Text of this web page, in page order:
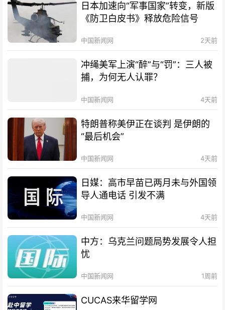
日本加速向“军事国家”转变，新版
《防卫白皮书》释放危险信号
中国新闻网 2天前
冲绳美军上演“醉”与“罚”：三人被
捕，为何无人认罪？
中国新闻网 4天前
特朗普称美伊正在谈判 是伊朗的
“最后机会”
中国新闻网 4天前
日媒：高市早苗已两月未与外国领
导人通电话 引发不满
中国新闻网 4天前
中方：乌克兰问题局势发展令人担
忧
中国新闻网 1周前
CUCAS来华留学网